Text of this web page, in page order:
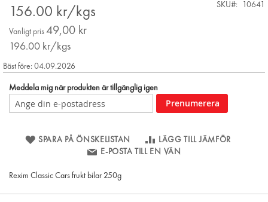
the
images
gallery
156.00 kr/kgs
Vanligt pris 49,00 kr
196.00 kr/kgs
SKU
10641
Bäst före: 04.09.2026
Meddela mig när produkten är tillgänglig igen
Prenumerera
SPARA PÅ ÖNSKELISTAN
LÄGG TILL JÄMFÖR
E-POSTA TILL EN VÄN
Rexim Classic Cars frukt bilar 250g